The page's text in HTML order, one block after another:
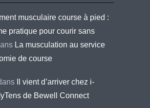
musculaire course à pied :
pratique pour courir sans
La musculation au service
de course
Il vient d’arriver chez i-
de Bewell Connect